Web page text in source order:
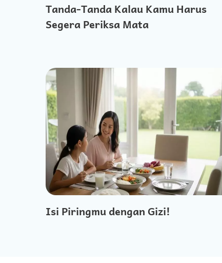
Tanda-Tanda Kalau Kamu Harus
Segera Periksa Mata
Isi Piringmu dengan Gizi!